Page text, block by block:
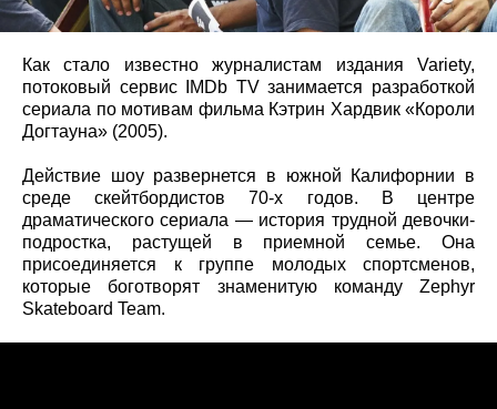
Как стало известно журналистам издания Variety,
потоковый сервис IMDb TV занимается разработкой
сериала по мотивам фильма Кэтрин Хардвик «Короли
Догтауна» (2005).
Действие шоу развернется в южной Калифорнии в
среде скейтбордистов 70-х годов. В центре
драматического сериала — история трудной девочки-
подростка, растущей в приемной семье. Она
присоединяется к группе молодых спортсменов,
которые боготворят знаменитую команду Zephyr
Skateboard Team.